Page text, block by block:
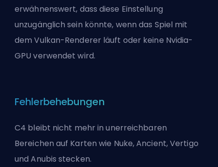
erwähnenswert, dass diese Einstellung
unzugänglich sein könnte, wenn das Spiel mit
dem Vulkan-Renderer läuft oder keine Nvidia-
GPU verwendet wird.
Fehlerbehebungen
C4 bleibt nicht mehr in unerreichbaren
Bereichen auf Karten wie Nuke, Ancient, Vertigo
und Anubis stecken.